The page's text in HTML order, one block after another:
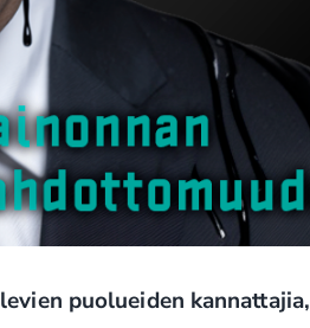
puolueiden kannattajia,